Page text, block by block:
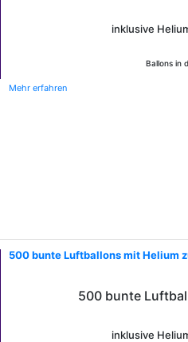
inklusive
Ballons in
Mehr erfahren
500 bunte Luftballons mit Helium
500 bunte
inklusive